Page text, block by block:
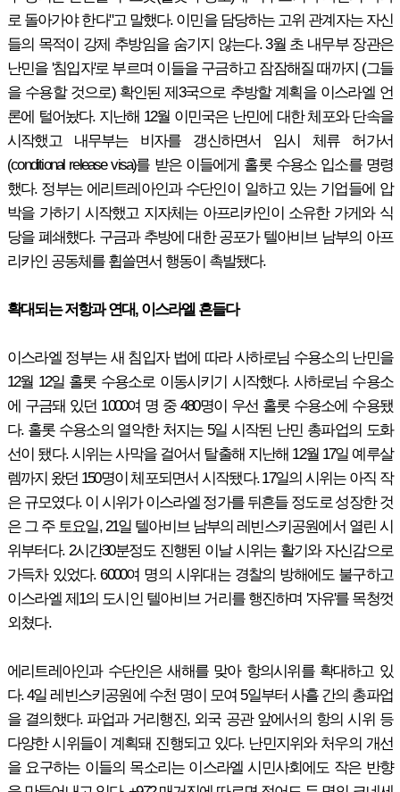
로 돌아가야 한다"고 말했다. 이민을 담당하는 고위 관계자는 자신
들의 목적이 강제 추방임을 숨기지 않는다. 3월 초 내무부 장관은
난민을 '침입자'로 부르며 이들을 구금하고 잠잠해질 때까지 (그들
을 수용할 것으로) 확인된 제3국으로 추방할 계획을 이스라엘 언
론에 털어놨다. 지난해 12월 이민국은 난민에 대한 체포와 단속을
시작했고 내무부는 비자를 갱신하면서 임시 체류 허가서
(conditional release visa)를 받은 이들에게 홀롯 수용소 입소를 명령
했다. 정부는 에리트레아인과 수단인이 일하고 있는 기업들에 압
박을 가하기 시작했고 지자체는 아프리카인이 소유한 가게와 식
당을 폐쇄했다. 구금과 추방에 대한 공포가 텔아비브 남부의 아프
리카인 공동체를 휩쓸면서 행동이 촉발됐다.
확대되는 저항과 연대, 이스라엘 흔들다
이스라엘 정부는 새 침입자 법에 따라 사하로님 수용소의 난민을
12월 12일 홀롯 수용소로 이동시키기 시작했다. 사하로님 수용소
에 구금돼 있던 1000여 명 중 480명이 우선 홀롯 수용소에 수용됐
다. 홀롯 수용소의 열악한 처지는 5일 시작된 난민 총파업의 도화
선이 됐다. 시위는 사막을 걸어서 탈출해 지난해 12월 17일 예루살
렘까지 왔던 150명이 체포되면서 시작됐다. 17일의 시위는 아직 작
은 규모였다. 이 시위가 이스라엘 정가를 뒤흔들 정도로 성장한 것
은 그 주 토요일, 21일 텔아비브 남부의 레빈스키공원에서 열린 시
위부터다. 2시간30분정도 진행된 이날 시위는 활기와 자신감으로
가득차 있었다. 6000여 명의 시위대는 경찰의 방해에도 불구하고
이스라엘 제1의 도시인 텔아비브 거리를 행진하며 '자유'를 목청껏
외쳤다.
에리트레아인과 수단인은 새해를 맞아 항의시위를 확대하고 있
다. 4일 레빈스키공원에 수천 명이 모여 5일부터 사흘 간의 총파업
을 결의했다. 파업과 거리행진, 외국 공관 앞에서의 항의 시위 등
다양한 시위들이 계획돼 진행되고 있다. 난민지위와 처우의 개선
을 요구하는 이들의 목소리는 이스라엘 시민사회에도 작은 반향